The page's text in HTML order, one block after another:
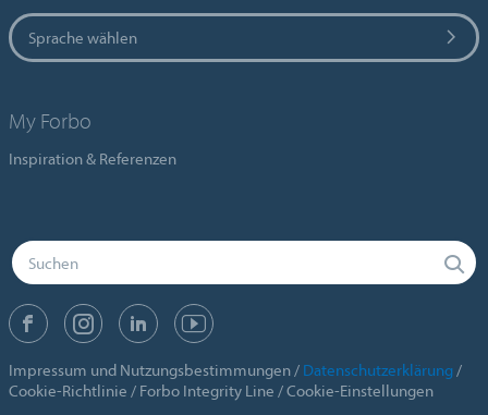
Sprache wählen
My Forbo
Inspiration & Referenzen
Impressum und Nutzungsbestimmungen
Datenschutzerklärung
Cookie-Richtlinie
Forbo Integrity Line Cookie-Einstellungen